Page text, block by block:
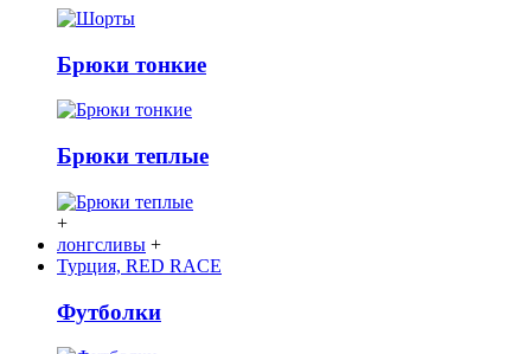
Брюки тонкие
Брюки теплые
+
лонгсливы +
Турция, RED RACE
Футболки